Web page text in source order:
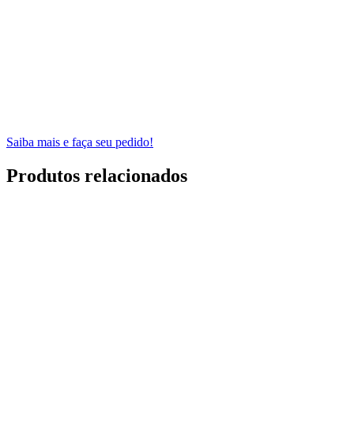
Saiba mais e faça seu pedido!
Produtos relacionados